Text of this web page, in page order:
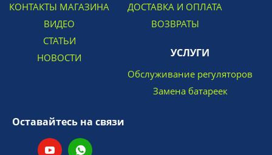
КОНТАКТЫ МАГАЗИНА
ВИДЕО
СТАТЬИ
НОВОСТИ
ДОСТАВКА И ОПЛАТА
ВОЗВРАТЫ
УСЛУГИ
Обслуживание регуляторов
Замена батареек
Оставайтесь на связи